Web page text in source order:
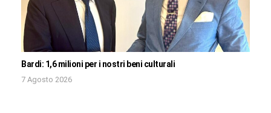
Bardi: 1,6 milioni per i nostri beni culturali
7 Agosto 2026